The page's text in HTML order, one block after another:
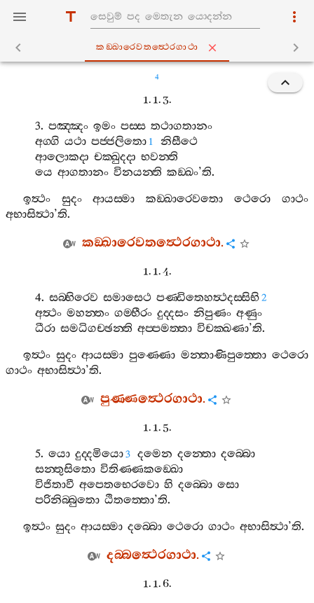
කඞ‍්ඛාරෙවතත්‍ථෙරගාථා
4
1. 1. 3.
3.පඤ‍්ඤං ඉමං පස‍්ස තථාගතානං
අග‍්ගි යථා පජ‍්ජලිතො 1
නිසීථෙ
ආලොකදා චක‍්ඛුදදා භවන‍්ති
යෙ ආගතානං විනයන‍්ති කඞ‍්ඛං’ති.
ඉත්‍ථං
සුදං ආයස‍්මා කඞ‍්ඛාරෙවතො ථෙරො
ගාථං
අභාසිත්‍ථා’ති.
කඞ‍්ඛාරෙවතත්‍ථෙරගාථා.
1. 1. 4.
4.සබ‍්භිරෙව සමාසෙථ පණ‍්ඩිතෙහත්‍ථදස‍්සිභි2
අත්‍ථං මහන‍්තං ගම‍්භීරං දුද‍්දසං නිපුණං අණුං
ධීරා සමධිගච‍්ඡන‍්ති අප‍්පමත‍්තා විචක‍්ඛණා’ති.
ඉත්‍ථං සුදං ආයස‍්මා පුණ‍්ණො මන‍්තාණිපුත‍්තො ථෙරො
ගාථං අභාසිත්‍ථා’ති.
පුණ‍්ණත්‍ථෙරගාථා.
1. 1. 5.
5.යො දුද‍්දමියො3 දමෙන දන‍්තො දබ‍්බො
සන‍්තුසිතො විතිණ‍්ණකඞ‍්ඛො
විජිතාවී අපෙතභෙරවො හි දබ‍්බො සො
පරිනිබ‍්බුතො ඨිතත‍්තො’ති.
ඉත්‍ථං සුදං ආයස‍්මා දබ‍්බො ථෙරො ගාථං අභාසිත්‍ථා’ති.
දබ‍්බත්‍ථෙරගාථා.
1. 1. 6.